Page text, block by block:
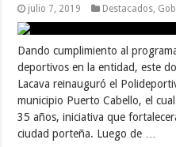
julio 7, 2019 Destacados
Dando cumplimiento al
deportivos en la entidad, este
Lacava reinauguró el
municipio Puerto Cabello, el
35 años, iniciativa que
ciudad porteña. Luego de …